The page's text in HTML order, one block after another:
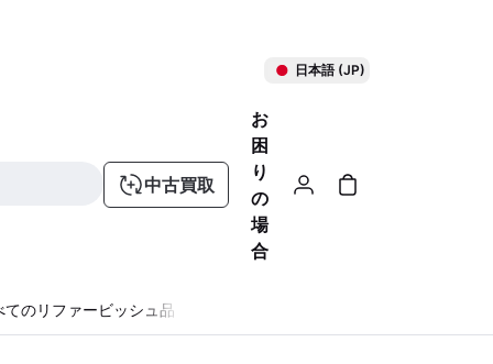
日本語 (JP)
中古買取
お
困
り
の
場
合
てのリファービッシュ品